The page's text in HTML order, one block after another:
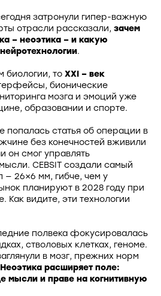
затронули гипер-важную
отрасли рассказали, зачем
– неоэтика – и какую
.
биологии, то XXI – век
бионические
мозга и эмоций уже
образовании и спорте.
статья об операции в
без конечностей вживили
он смог управлять
CEBSIT создали самый
— 26×6 мм, гибче, чем у
планируют в 2028 году при
Как видите, эти технологии
полвека фокусировалась
стволовых клетках, геноме.
в мозг, прежних норм
Неоэтика расширяет поле:
мысли и праве на когнитивную